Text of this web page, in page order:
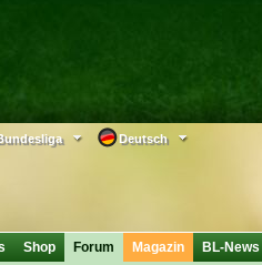
Deutsch
Shop
Forum
Magazin BL-News